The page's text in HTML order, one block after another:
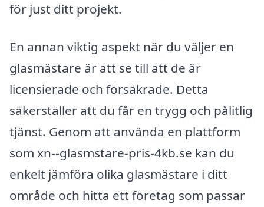
för just ditt projekt.
En annan viktig aspekt när du väljer en
glasmästare är att se till att de är
licensierade och försäkrade. Detta
säkerställer att du får en trygg och pålitlig
tjänst. Genom att använda en plattform
som xn--glasmstare-pris-4kb.se kan du
enkelt jämföra olika glasmästare i ditt
område och hitta ett företag som passar